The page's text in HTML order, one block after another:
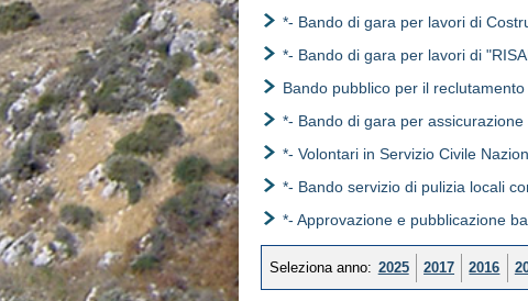
*- Bando di gara per lavori di
*- Bando di gara per lavori di
Bando pubblico per il
*- Bando di gara per
*- Volontari in Servizio Civile
*- Bando servizio di pulizia locali
*- Approvazione e pubblicazione
Seleziona anno: 2025 2017 2016